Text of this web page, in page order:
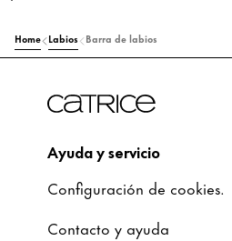
Home Labios Barra de labios
Ayuda y servicio
Configuración de cookies.
Contacto y ayuda